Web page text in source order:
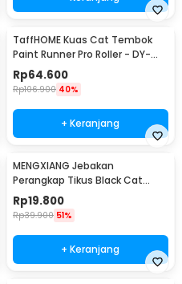
TaffHOME Kuas Cat Tembok
Paint Runner Pro Roller - DY-
526
Rp64.600
Rp106.900 40%
+ Keranjang
MENGXIANG Jebakan
Perangkap Tikus Black Cat
Mousetrap 2 PCS - JB56
Rp19.800
Rp39.900 51%
+ Keranjang